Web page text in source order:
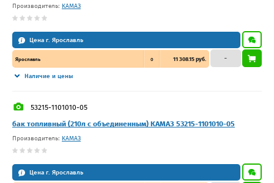
Производитель: КАМАЗ
Цена г. Ярославль
Ярославль 0 11 308.15 руб.
Наличие и цены
–
53215-1101010-05
бак топливный (210л с объединенным) КАМАЗ 53215-1101010-05
Производитель: КАМАЗ
Цена г. Ярославль